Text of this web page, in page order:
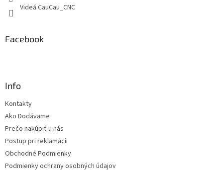
Videá CauCau_CNC
Facebook
Info
Kontakty
Ako Dodávame
Prečo nakúpiť u nás
Postup pri reklamácii
Obchodné Podmienky
Podmienky ochrany osobných údajov